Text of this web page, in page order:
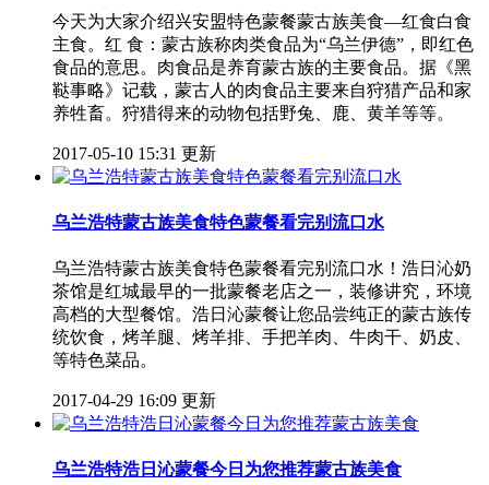
今天为大家介绍兴安盟特色蒙餐蒙古族美食—红食白食
主食。红 食：蒙古族称肉类食品为“乌兰伊德”，即红色
食品的意思。肉食品是养育蒙古族的主要食品。据《黑
鞑事略》记载，蒙古人的肉食品主要来自狩猎产品和家
养牲畜。狩猎得来的动物包括野兔、鹿、黄羊等等。
2017-05-10 15:31 更新
乌兰浩特蒙古族美食特色蒙餐看完别流口水
乌兰浩特蒙古族美食特色蒙餐看完别流口水！浩日沁奶
茶馆是红城最早的一批蒙餐老店之一，装修讲究，环境
高档的大型餐馆。浩日沁蒙餐让您品尝纯正的蒙古族传
统饮食，烤羊腿、烤羊排、手把羊肉、牛肉干、奶皮、
等特色菜品。
2017-04-29 16:09 更新
乌兰浩特浩日沁蒙餐今日为您推荐蒙古族美食